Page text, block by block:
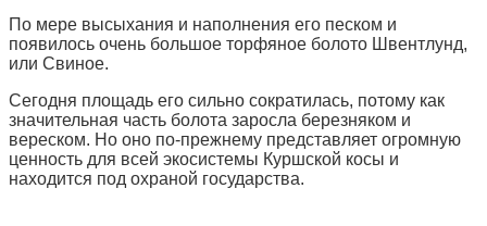
По мере высыхания и наполнения его песком и
появилось очень большое торфяное болото Швентлунд,
или Свиное.
Сегодня площадь его сильно сократилась, потому как
значительная часть болота заросла березняком и
вереском. Но оно по-прежнему представляет огромную
ценность для всей экосистемы Куршской косы и
находится под охраной государства.